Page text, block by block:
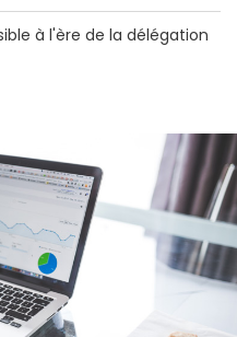
à l'ère de la délégation